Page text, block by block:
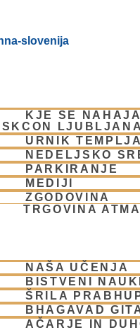
KJE SE
ISKCON LJUBLJANA
URNIK TEMPLJA
NEDELJSKO
PARKIRANJE
MEDIJI
ZGODOVINA
TRGOVINA
NAŠA UČENJA
BISTVENI NAUKI
ŠRILA
BHAGAVAD
AČARJE IN